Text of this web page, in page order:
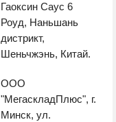
Гаоксин Саус 6
Роуд, Наньшань
дистрикт,
Шеньчжэнь, Китай.
ООО
"МегаскладПлюс", г.
Минск, ул.